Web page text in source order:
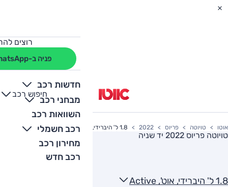
רוצים
פניה ב-WhatsApp
חדשות רכב
מבחני רכב
השוואות רכב
רכב חשמלי
מחירון רכב
רכב חדש
חיפוש רכב
+
-
אוטו טויוטה פריוס 2022 1.8 ל' היברידי, אוט', Active
טויוטה פריוס 2022 יד שניה
1.8 ל' היברידי, אוט', Active